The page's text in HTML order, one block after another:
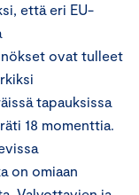
että eri EU-
ovat tulleet
tapauksissa
18 momenttia.
on omiaan